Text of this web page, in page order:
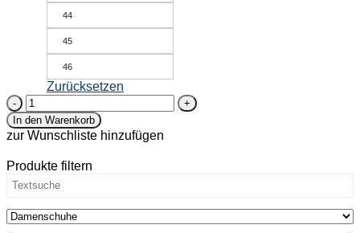
44
45
46
Zurücksetzen
Bio-
Herrensneaker
aus
Naturleder
Karakara
-
Menge
In den Warenkorb
zur Wunschliste hinzufügen
Produkte filtern